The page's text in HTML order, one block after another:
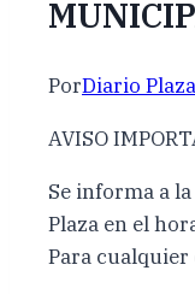
PorDiario
AVISO
Se informa a
Plaza en el
Para